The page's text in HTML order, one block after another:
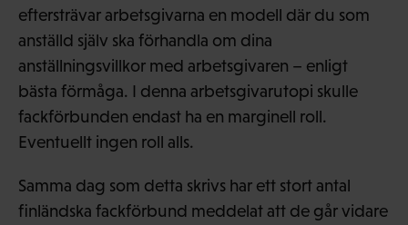
eftersträvar arbetsgivarna en modell där du som
anställd själv ska förhandla om dina
anställningsvillkor med arbetsgivaren – enligt
bästa förmåga. I denna arbetsgivarutopi skulle
fackförbunden endast ha en marginell roll.
Eventuellt ingen roll alls.
Samma dag som detta skrivs har ett stort antal
finländska fackförbund meddelat att de går vidare